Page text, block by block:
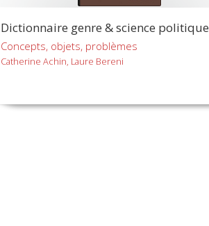
Dictionnaire genre & science politique
Concepts, objets, problèmes
Catherine Achin, Laure Bereni